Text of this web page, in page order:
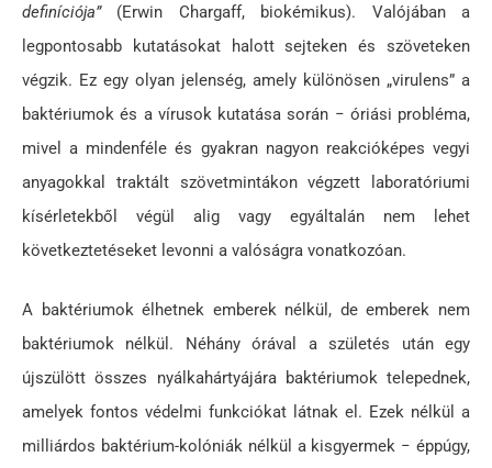
definíciója” (Erwin Chargaff, biokémikus). Valójában a
legpontosabb kutatásokat halott sejteken és szöveteken
végzik. Ez egy olyan jelenség, amely különösen „virulens” a
baktériumok és a vírusok kutatása során − óriási probléma,
mivel a mindenféle és gyakran nagyon reakcióképes vegyi
anyagokkal traktált szövetmintákon végzett laboratóriumi
kísérletekből végül alig vagy egyáltalán nem lehet
következtetéseket levonni a valóságra vonatkozóan.
A baktériumok élhetnek emberek nélkül, de emberek nem
baktériumok nélkül. Néhány órával a születés után egy
újszülött összes nyálkahártyájára baktériumok telepednek,
amelyek fontos védelmi funkciókat látnak el. Ezek nélkül a
milliárdos baktérium-kolóniák nélkül a kisgyermek − éppúgy,